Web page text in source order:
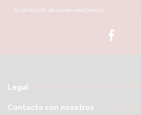
Legal
Contacta con nosotros